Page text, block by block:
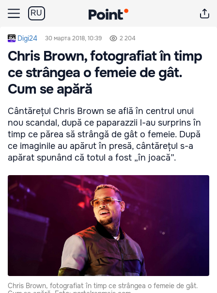
RU
Digi24 30 марта 2018, 10:39 2 204
Chris Brown, fotografiat în timp
ce strângea o femeie de gât.
Cum se apără
Cântărețul Chris Brown se află în centrul unui
nou scandal, după ce paparazzii l-au surprins în
timp ce părea să strângă de gât o femeie. După
ce imaginile au apărut în presă, cântărețul s-a
apărat spunând că totul a fost „în joacă”.
Chris Brown, fotografiat în timp ce strângea o femeie de gât.